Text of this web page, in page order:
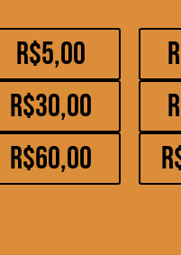
R$5,00
R$30,00
R$60,00